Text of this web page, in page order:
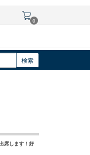
0
検索
席します！好